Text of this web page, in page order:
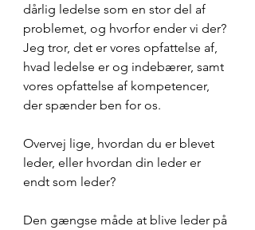
dårlig ledelse som en stor del af
problemet, og hvorfor ender vi der?
Jeg tror, det er vores opfattelse af,
hvad ledelse er og indebærer, samt
vores opfattelse af kompetencer,
der spænder ben for os.
Overvej lige, hvordan du er blevet
leder, eller hvordan din leder er
endt som leder?
Den gængse måde at blive leder på